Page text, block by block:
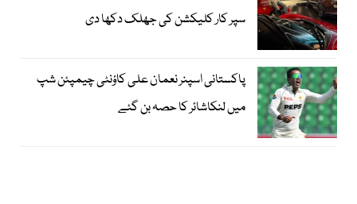
سپر کار کلیکشن کی جھلک دکھا دی
پاکستانی اسپنر نعمان علی کاؤنٹی چیمپئن شپ
میں لنکاشائر کا حصہ بن گئے